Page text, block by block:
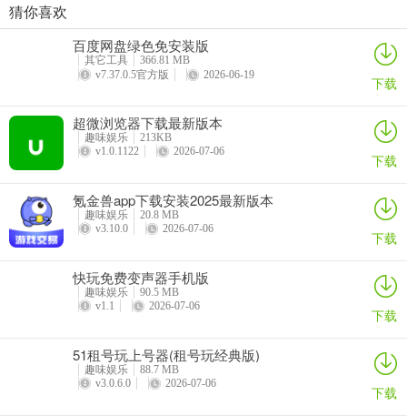
3、app中的客服，以及常见问题清单中都可以帮助用户更好地使用这
撞球帝软件官方版
海心健康 VA最新安卓版
详情
小综咖app最新版
海e行2026最新版本
猜你喜欢
百度网盘绿色免安装版
其它工具
366.81 MB
v7.37.0.5官方版
2026-06-19 下载
超微浏览器下载最新版本
趣味娱乐
213KB
v1.0.1122
2026-07-06 下载
氪金兽app下载安装2025最新版本
趣味娱乐
20.8 MB
v3.10.0
2026-07-06 下载
快玩免费变声器手机版
趣味娱乐
90.5 MB
v1.1
2026-07-06 下载
51租号玩上号器(租号玩经典版)
趣味娱乐
88.7 MB
v3.0.6.0
2026-07-06 下载